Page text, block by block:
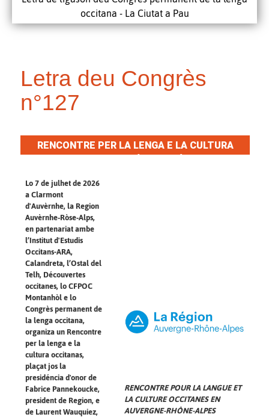
occitana - La Ciutat a Pau
Letra deu Congrès
n°127
RENCONTRE PER LA LENGA E LA CULTURA
Lo 7 de julhet de 2026
a Clarmont
d'Auvèrnhe, la Region
Auvèrnhe‑Ròse‑Alps,
en partenariat ambe
l’Institut d'Estudis
Occitans-ARA,
Calandreta, l’Ostal del
Telh, Découvertes
occitanes, lo CFPOC
Montanhòl e lo
Congrès permanent de
la lenga occitana,
organiza un Rencontre
per la lenga e la
cultura occitanas,
plaçat jos la
presidéncia d'onor de
Fabrice Pannekoucke,
president de Region, e
de Laurent Wauquiez,
RENCONTRE POUR LA LANGUE ET
LA CULTURE OCCITANES EN
AUVERGNE-RHÔNE-ALPES